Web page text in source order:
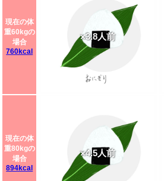
現在の体
重60kgの
場合
760kcal
×3.8人前
現在の体
重80kgの
場合
894kcal
×4.5人前